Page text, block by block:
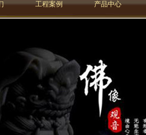
工程案例 产品中心